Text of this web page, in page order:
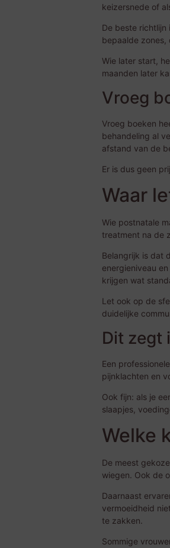
keizersnede of
De beste richtlijn
bepaalde zones,
Wie later start,
maanden later
Vroeg
Vroeg boeken
behandeling al
afstand van de
Er is dus geen
Waar
Wie postnatale
treatment na de
Belangrijk is dat
energieniveau
krijgen wat
Let ook op de
duidelijke
Dit zegt
Een
pijnklachten en
Ook fijn: als je
slaapjes,
Welke
De meest
wiegen. Ook de
Daarnaast
vermoeidheid
te zakken.
Sommige